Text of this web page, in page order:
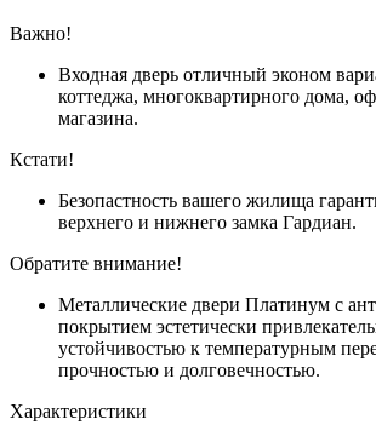
Важно!
Входная дверь отличный эконом
коттеджа, многоквартирного дома,
магазина.
Кстати!
Безопастность вашего жилища
верхнего и нижнего замка Гардиан.
Обратите внимание!
Металлические двери Платинум с
покрытием эстетически
устойчивостью к температурным
прочностью и долговечностью.
Характеристики